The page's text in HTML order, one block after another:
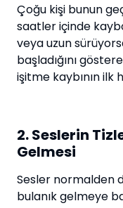
Çoğu kişi bunun
saatler içinde
veya uzun
başladığını
işitme kaybının ilk
2. Seslerin
Gelmesi
Sesler normalden
bulanık gelmeye